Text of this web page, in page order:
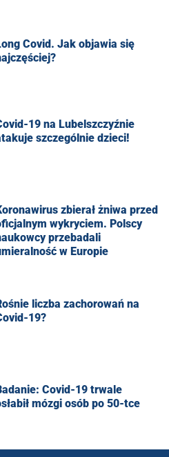
Covid. Jak objawia się
19 na Lubelszczyźnie
szczególnie dzieci!
zbierał żniwa przed
wykryciem. Polscy
przebadali
w Europie
liczba zachorowań na
19?
Covid-19 trwale
mózgi osób po 50-tce